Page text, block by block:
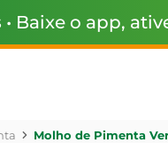
• Baixe o app,
Molho de Pimenta